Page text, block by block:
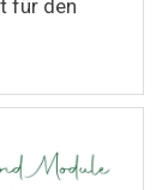
für den